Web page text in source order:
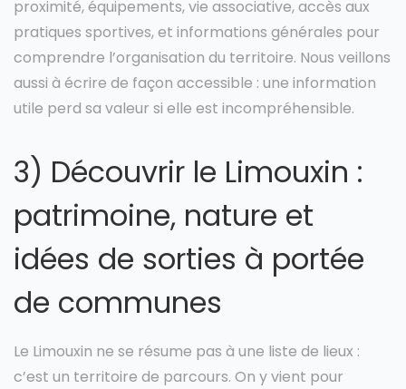
proximité, équipements, vie associative, accès aux
pratiques sportives, et informations générales pour
comprendre l’organisation du territoire. Nous veillons
aussi à écrire de façon accessible : une information
utile perd sa valeur si elle est incompréhensible.
3) Découvrir le Limouxin :
patrimoine, nature et
idées de sorties à portée
de communes
Le Limouxin ne se résume pas à une liste de lieux :
c’est un territoire de parcours. On y vient pour